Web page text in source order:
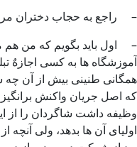
– راجع به حجاب دختران
– اول باید بگویم که من هم
آموزشگاه ها به کسی اجازهٌ
همگانی طنینی بیش از آن چه
که اصل جریان واکنش
وظیفه داشت شاگردان را از
اولیای آن ها بدهد، ولی